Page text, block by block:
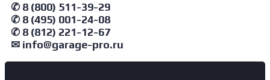
✆ 8 (800) 511-39-29
✆ 8 (495) 001-24-08
✆ 8 (812) 221-12-67
✉ info@garage-pro.ru